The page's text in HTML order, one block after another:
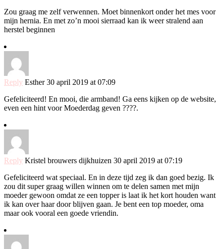
Zou graag me zelf verwennen. Moet binnenkort onder het mes voor
mijn hernia. En met zo’n mooi sierraad kan ik weer stralend aan
herstel beginnen
Reply Esther 30 april 2019 at 07:09
Gefeliciteerd! En mooi, die armband! Ga eens kijken op de website,
even een hint voor Moederdag geven ????.
Reply Kristel brouwers dijkhuizen 30 april 2019 at 07:19
Gefeliciteerd wat speciaal. En in deze tijd zeg ik dan goed bezig. Ik
zou dit super graag willen winnen om te delen samen met mijn
moeder gewoon omdat ze een topper is laat ik het kort houden want
ik kan over haar door blijven gaan. Je bent een top moeder, oma
maar ook vooral een goede vriendin.